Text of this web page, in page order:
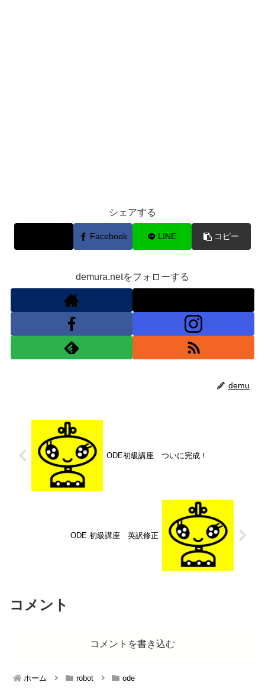
シェアする
Facebook LINE コピー
demura.netをフォローする
demu
ODE初級講座 ついに完成！
ODE 初級講座 英訳修正
コメント
コメントを書き込む
ホーム robot ode